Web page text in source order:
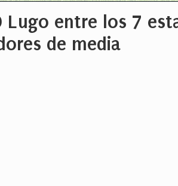
Lugo entre los 7
de media